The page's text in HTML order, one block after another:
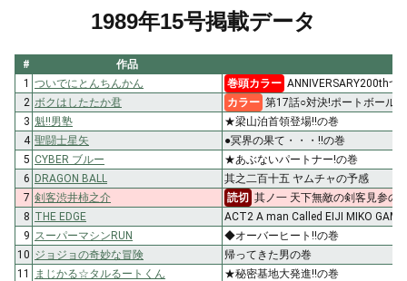
1989年15号掲載データ
#
作品
1 ついでにとんちんかん 巻頭カラー ANNIVERSARY200thつ
2 ボクはしたたか君 カラー 第17話○対決!ポートボール
3 魁!!男塾
★梁山泊首領登場!!の巻
4 聖闘士星矢
●冥界の果て・・・!!の巻
5 CYBER ブルー
★あぶないパートナー!の巻
6 DRAGON BALL
其之二百十五 ヤムチャの予感
7 剣客渋井柿之介 読切 其ノ一 天下無敵の剣客見参の
8 THE EDGE
ACT2 A man Called EIJI MIKO
9 スーパーマシンRUN
◆オーバーヒート!!の巻
10 ジョジョの奇妙な冒険
帰ってきた男の巻
11
まじかる☆タルるートくん
★秘密基地大発進!!の巻